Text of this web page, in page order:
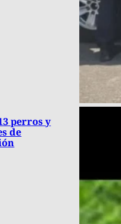
perros y
de